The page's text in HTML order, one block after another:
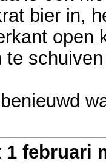
bier in,
open
te
1 februari